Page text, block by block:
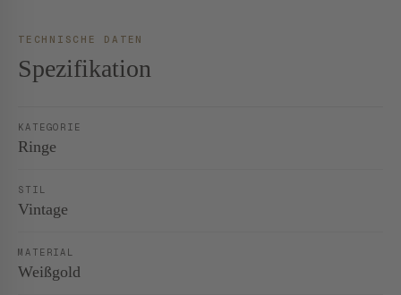
TECHNISCHE DATEN
Spezifikation
KATEGORIE
Ringe
STIL
Vintage
MATERIAL
Weißgold